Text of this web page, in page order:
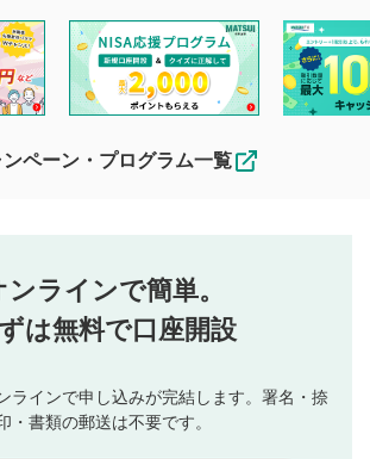
タン
と投稿できます。（お名前とコメント
動画コンテンツに、評価およびコメントの
利用者は以下の注意事項をご理解のうえ、
行うものとしてください。
を視聴される際の参考になるコメントをお
。
て、本注意事項に同意されたものとみなし
。
同士、もしくは利用者と第三者間のトラ
じた損害に対して一切の責任を負いませ
ントは当社にて審査のうえ、掲載となり
るまでに日数がかかる場合や掲載されない
ンペーン・プログラム一覧
ンラインで簡単。
は無料で口座開設
ラインで申し込みが完結します。署名・捺
・書類の郵送は不要です。